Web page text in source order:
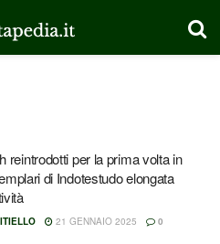
reintrodotti per la prima volta in
di Indotestudo elongata
21 GENNAIO 2025 0